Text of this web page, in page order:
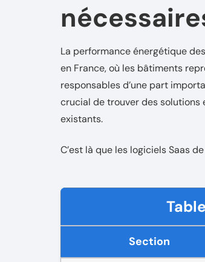
La performance énergétique
en France, où les bâtiments
responsables d’une part
crucial de trouver des
existants.
C’est là que les logiciels Saas
Section